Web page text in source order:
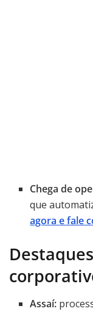
Chega de
que
agora e fale
Assaí: